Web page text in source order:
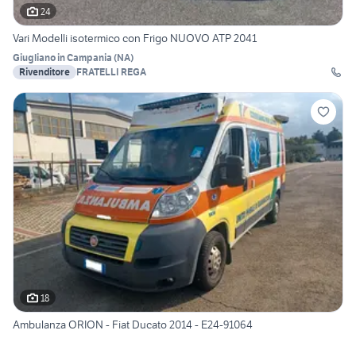
24
Vari Modelli isotermico con Frigo NUOVO ATP 2041
Giugliano in Campania (NA)
Rivenditore FRATELLI REGA
18
Ambulanza ORION - Fiat Ducato 2014 - E24-91064